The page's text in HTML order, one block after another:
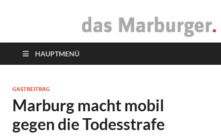
das Marburger.
HAUPTMENÜ
GASTBEITRAG
Marburg macht mobil
gegen die Todesstrafe